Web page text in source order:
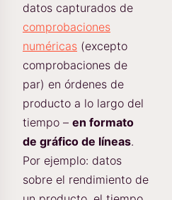
datos capturados de
comprobaciones
numéricas (excepto
comprobaciones de
par) en órdenes de
producto a lo largo del
tiempo – en formato
de gráfico de líneas.
Por ejemplo: datos
sobre el rendimiento de